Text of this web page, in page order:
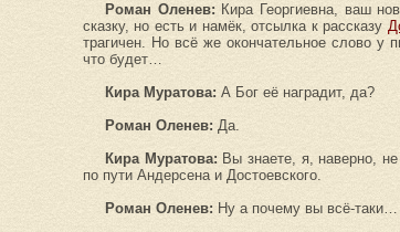
Роман Оленев:Кира Георгиевна, ваш
сказку, но есть и намёк, отсылка к рассказу
трагичен. Но всё же окончательное слово у
что будет…
Кира Муратова: А Бог её наградит, да?
Роман Оленев: Да.
Кира Муратова:Вы знаете, я, наверно,
по пути Андерсена и Достоевского.
Роман Оленев: Ну а почему вы всё-таки…